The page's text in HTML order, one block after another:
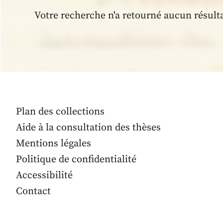
Votre recherche n'a retourné aucun
Plan des collections
Aide à la consultation des thèses
Mentions légales
Politique de confidentialité
Accessibilité
Contact